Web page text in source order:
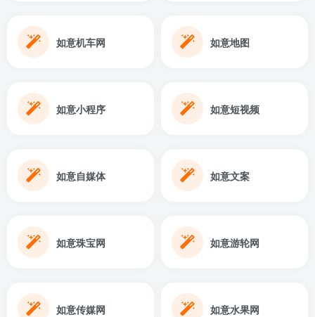
如意机车网 如意地图
如意小程序 如意短视频
如意自媒体 如意文案
如意珠宝网 如意游轮网
如意传媒网 如意水果网